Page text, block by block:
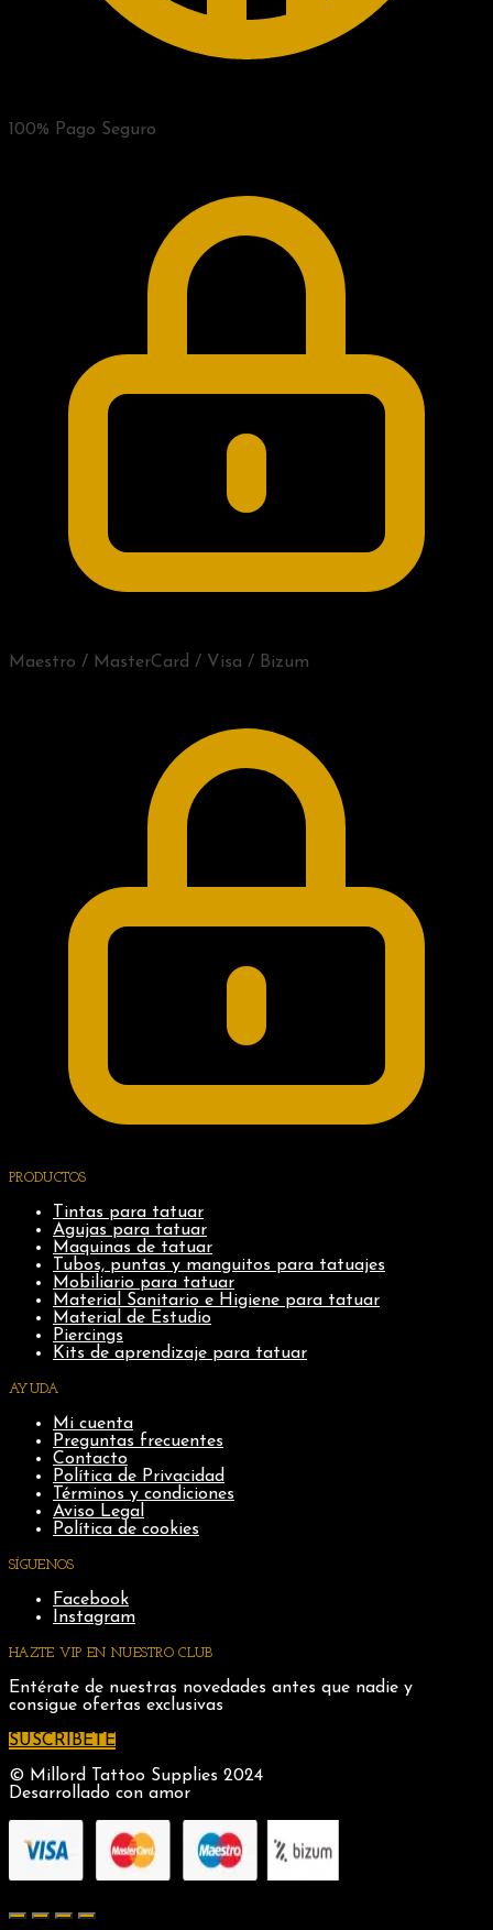
100% Pago Seguro
Maestro / MasterCard / Visa / Bizum
PRODUCTOS
Tintas para tatuar
Agujas para tatuar
Maquinas de tatuar
Tubos, puntas y manguitos para tatuajes
Mobiliario para tatuar
Material Sanitario e Higiene para tatuar
Material de Estudio
Piercings
Kits de aprendizaje para tatuar
AYUDA
Mi cuenta
Preguntas frecuentes
Contacto
Política de Privacidad
Términos y condiciones
Aviso Legal
Política de cookies
SÍGUENOS
Facebook
Instagram
HAZTE VIP EN NUESTRO CLUB
Entérate de nuestras novedades antes que nadie y
consigue ofertas exclusivas
SUSCRIBETE
© Millord Tattoo Supplies 2024
Desarrollado con amor